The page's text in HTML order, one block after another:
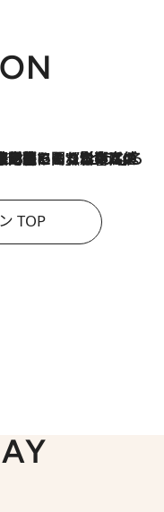
料の高値が続いている」ホルムズ海峡封鎖による影響はいつまで続く？《エネルギー専門家に聞く“どうなる日本の暮らし”》
TOP